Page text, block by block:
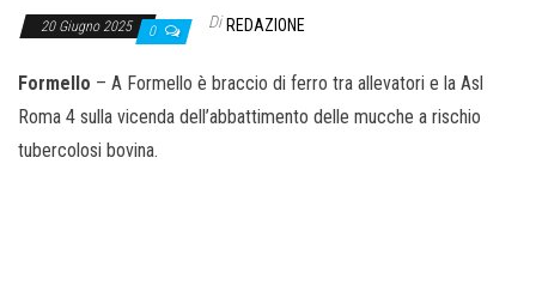
20 Giugno 2025 0 Di REDAZIONE
Formello – A Formello è braccio di ferro tra allevatori e la Asl
Roma 4 sulla vicenda dell’abbattimento delle mucche a rischio
tubercolosi bovina.